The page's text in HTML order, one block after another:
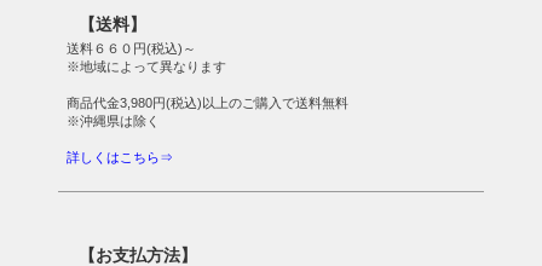
【送料】
送料６６０円(税込)～
※地域によって異なります
商品代金3,980円(税込)以上のご購入で送料無料
※沖縄県は除く
詳しくはこちら⇒
【お支払方法】